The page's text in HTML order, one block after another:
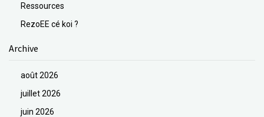
Ressources
RezoEE cé koi ?
Archive
août 2026
juillet 2026
juin 2026